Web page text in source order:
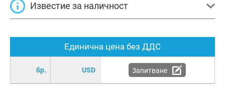
Единична цена без ДДС
бр. USD Запитване
Известие за наличност